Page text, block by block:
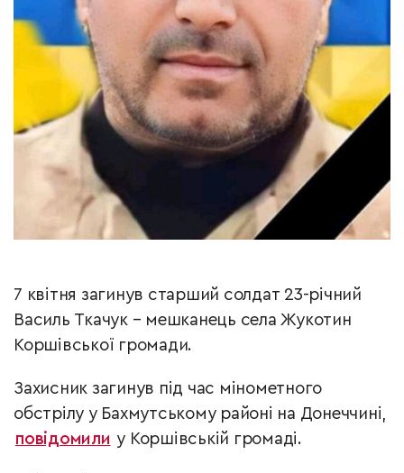
7 квітня загинув старший солдат 23-річний
Василь Ткачук – мешканець села Жукотин
Коршівської громади.
Захисник загинув під час мінометного
обстрілу у Бахмутському районі на Донеччині,
повідомили у Коршівській громаді.